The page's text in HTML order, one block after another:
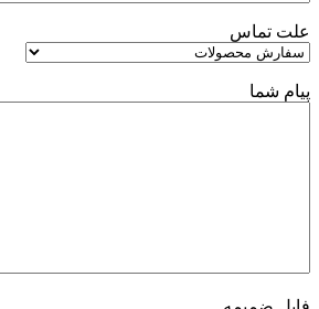
علت تماس
پیام شما